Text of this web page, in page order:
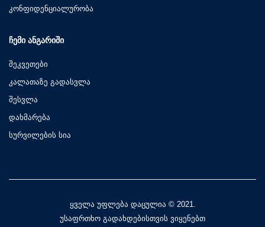
კონფიდენციალურობა
ᲩᲔᲛᲘ ᲐᲜᲒᲐᲠᲘᲨᲘ
შეკვეთები
კალათაზე გადასვლა
შესვლა
დახმარება
სურვილების სია
ყველა უფლება დაცულია © 2021.
უსაფრთხო გადახდებისთვის ვიყენებთ